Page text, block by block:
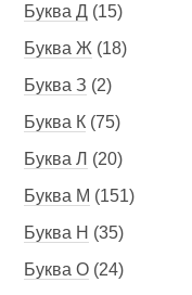
Буква Д(15)
Буква Ж (18)
Буква З (2)
Буква К(75)
Буква Л (20)
Буква М (151)
Буква Н (35)
Буква О(24)